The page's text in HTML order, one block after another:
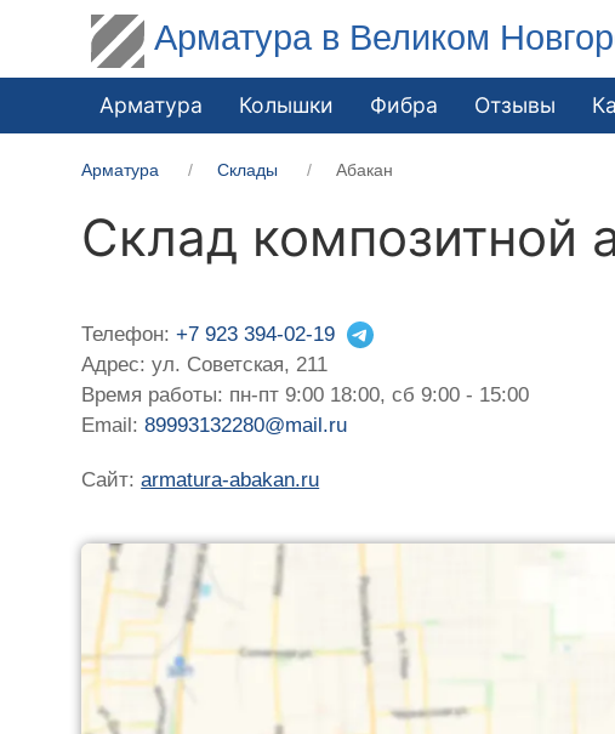
Арматура в Великом
Арматура Колышки Фибра Отзывы
Арматура Склады Абакан
Склад композитной
Телефон:+7 923 394-02-19
Адрес: ул. Советская, 211
Время работы: пн-пт 9:00 18:00, сб 9:00 - 15:00
Email:89993132280@mail.ru
Сайт:armatura-abakan.ru